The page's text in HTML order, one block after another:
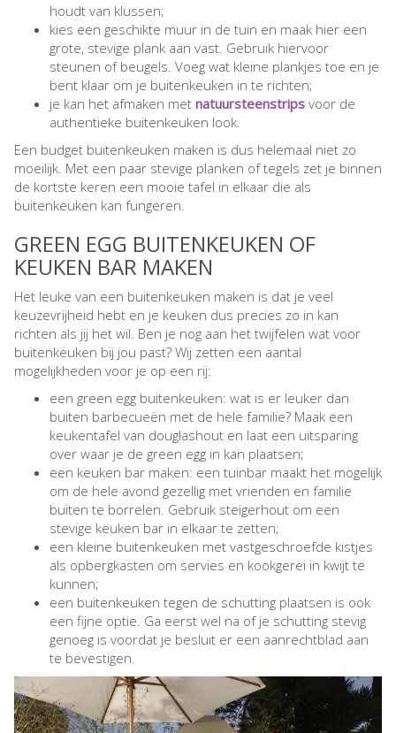
houdt van klussen;
kies een geschikte muur in de tuin en maak hier een
grote, stevige plank aan vast. Gebruik hiervoor
steunen of beugels. Voeg wat kleine plankjes toe en je
bent klaar om je buitenkeuken in te richten;
je kan het afmaken met natuursteenstrips voor de
authentieke buitenkeuken look.
Een budget buitenkeuken maken is dus helemaal niet zo
moeilijk. Met een paar stevige planken of tegels zet je binnen
de kortste keren een mooie tafel in elkaar die als
buitenkeuken kan fungeren.
GREEN EGG BUITENKEUKEN OF
KEUKEN BAR MAKEN
Het leuke van een buitenkeuken maken is dat je veel
keuzevrijheid hebt en je keuken dus precies zo in kan
richten als jij het wil. Ben je nog aan het twijfelen wat voor
buitenkeuken bij jou past? Wij zetten een aantal
mogelijkheden voor je op een rij:
een green egg buitenkeuken: wat is er leuker dan
buiten barbecueën met de hele familie? Maak een
keukentafel van douglashout en laat een uitsparing
over waar je de green egg in kan plaatsen;
een keuken bar maken: een tuinbar maakt het mogelijk
om de hele avond gezellig met vrienden en familie
buiten te borrelen. Gebruik steigerhout om een
stevige keuken bar in elkaar te zetten;
een kleine buitenkeuken met vastgeschroefde kistjes
als opbergkasten om servies en kookgerei in kwijt te
kunnen;
een buitenkeuken tegen de schutting plaatsen is ook
een fijne optie. Ga eerst wel na of je schutting stevig
genoeg is voordat je besluit er een aanrechtblad aan
te bevestigen.